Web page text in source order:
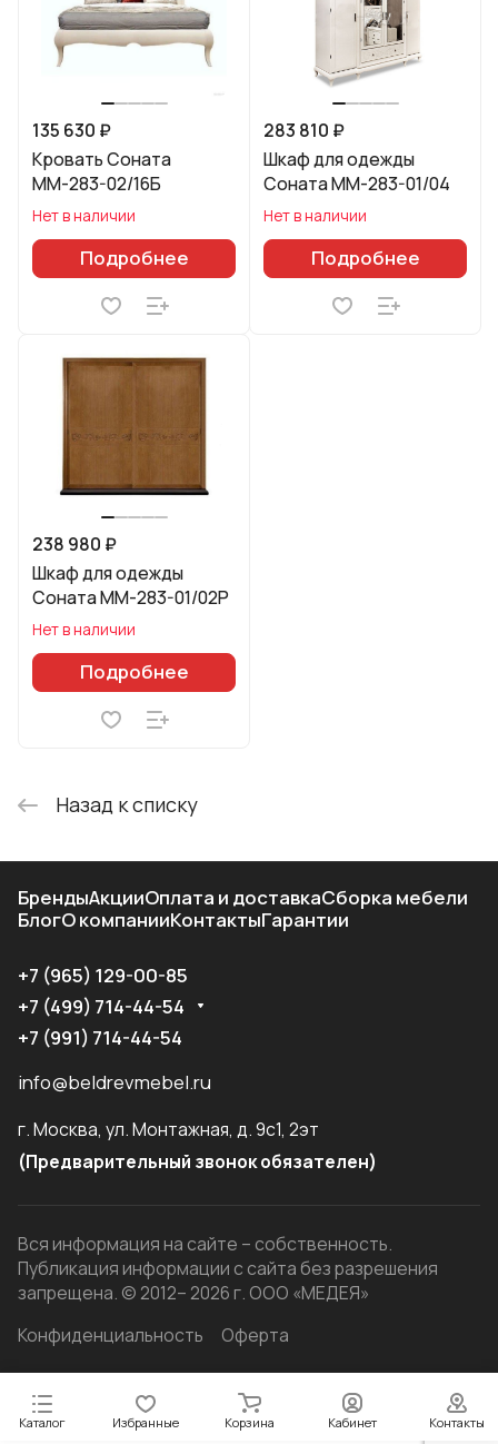
135 630 ₽
Кровать Соната
ММ-283-02/16Б
Нет в наличии
Подробнее
283 810 ₽
Шкаф для одежды
Соната ММ-283-01/04
Нет в наличии
Подробнее
238 980 ₽
Шкаф для одежды
Соната ММ-283-01/02Р
Нет в наличии
Подробнее
Назад к списку
Каталог Избранные Корзина Кабинет Контакты
БрендыАкцииОплата и доставкаСборка мебели
БлогО компанииКонтактыГарантии
+7 (965) 129-00-85
+7 (499) 714-44-54
+7 (991) 714-44-54
info@beldrevmebel.ru
г. Москва, ул. Монтажная, д. 9с1, 2эт
(Предварительный звонок обязателен)
Вся информация на сайте – собственность.
Публикация информации с сайта без разрешения
запрещена. © 2012– 2026 г. ООО «МЕДЕЯ»
Конфиденциальность
Оферта